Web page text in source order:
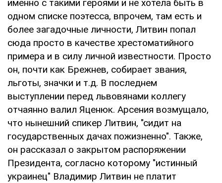
именно с такими героями и не хотела быть в
одном списке поэтесса, впрочем, там есть и
более загадочные личности, Литвин попал
сюда просто в качестве хрестоматийного
примера и в силу личной известности. Просто
он, почти как Брежнев, собирает звания,
льготы, значки и т.д. В последнем
выступлении перед львовянами коллегу
отчаянно валил Яценюк. Арсения возмущало,
что нынешний спикер Литвин, "сидит на
государственных дачах пожизненно". Также,
он рассказал о закрытом распоряжении
Президента, согласно которому "истинный
украинец" Владимир Литвин не платит